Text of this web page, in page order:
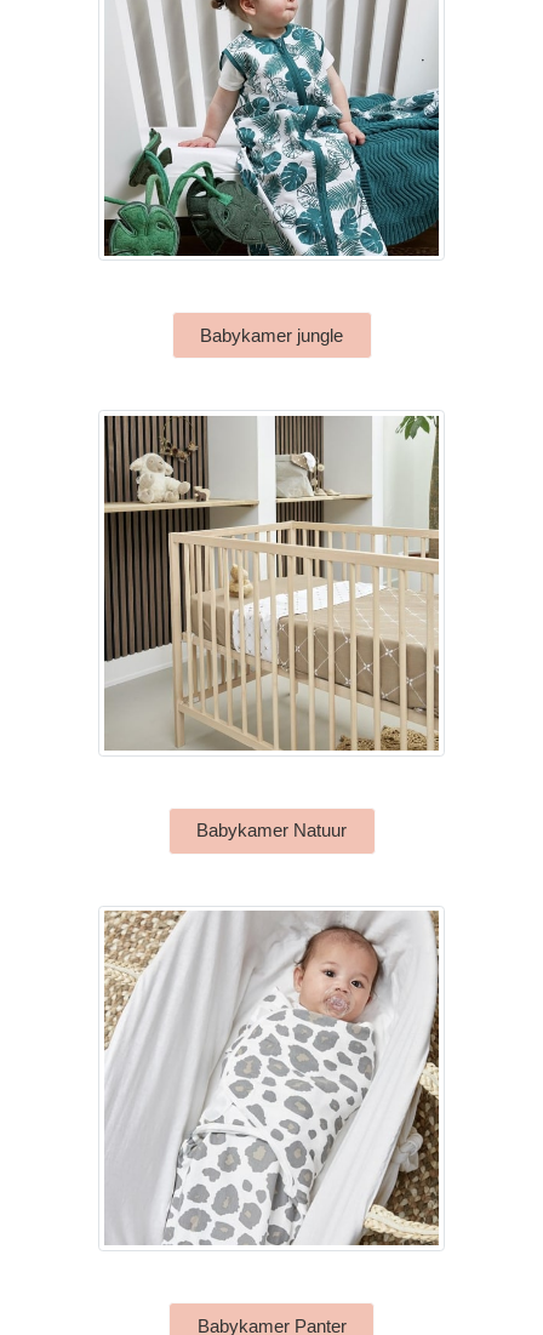
Babykamer jungle
Babykamer Natuur
Babykamer Panter